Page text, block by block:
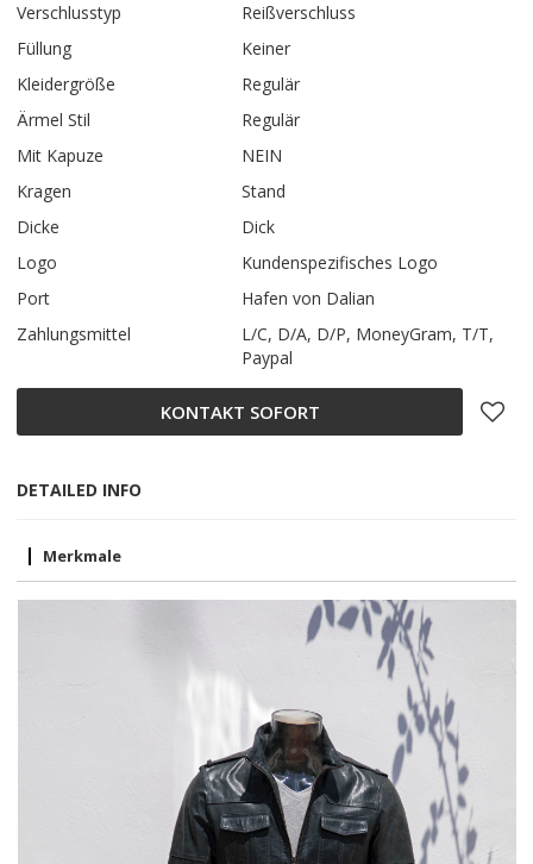
Verschlusstyp
Reißverschluss
Füllung
Keiner
Kleidergröße
Regulär
Ärmel Stil
Regulär
Mit Kapuze
NEIN
Kragen
Stand
Dicke
Dick
Logo
Kundenspezifisches Logo
Port
Hafen von Dalian
Zahlungsmittel
L/C, D/A, D/P, MoneyGram, T/T,
Paypal
KONTAKT SOFORT
DETAILED INFO
Merkmale